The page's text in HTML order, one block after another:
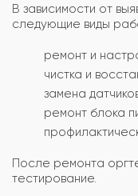
В зависимости от
следующие виды
ремонт и
чистка и
замена
ремонт блока
После ремонта
тестирование.